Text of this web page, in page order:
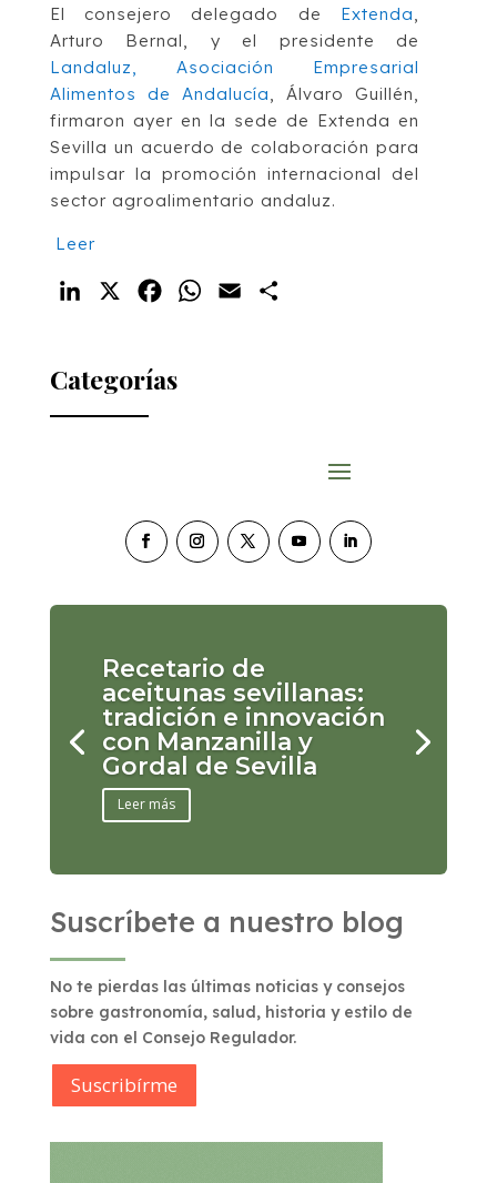
El consejero delegado de Extenda,
Arturo Bernal, y el presidente de
Landaluz, Asociación Empresarial
Alimentos de Andalucía, Álvaro Guillén,
firmaron ayer en la sede de Extenda en
Sevilla un acuerdo de colaboración para
impulsar la promoción internacional del
sector agroalimentario andaluz.
Leer
LinkedIn FacebookWhatsApp
Email
Categorías
Recetario de
aceitunas sevillanas:
tradición e innovación
con Manzanilla y
Gordal de Sevilla
Leer más
Suscríbete a nuestro blog
No te pierdas las últimas noticias y consejos
sobre gastronomía, salud, historia y estilo de
vida con el Consejo Regulador.
Suscribírme